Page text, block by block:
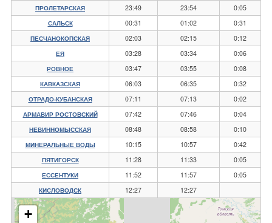
ПРОЛЕТАРСКАЯ 23:49 23:54 0:05
САЛЬСК 00:31 01:02 0:31
ПЕСЧАНОКОПСКАЯ 02:03 02:15 0:12
ЕЯ 03:28 03:34 0:06
РОВНОЕ 03:47 03:55 0:08
КАВКАЗСКАЯ 06:03 06:35 0:32
ОТРАДО-КУБАНСКАЯ 07:11 07:13 0:02
АРМАВИР РОСТОВСКИЙ 07:42 07:46 0:04
НЕВИННОМЫССКАЯ 08:48 08:58 0:10
МИНЕРАЛЬНЫЕ ВОДЫ 10:15 10:57 0:42
ПЯТИГОРСК 11:28 11:33 0:05
ЕССЕНТУКИ 11:52 11:57 0:05
КИСЛОВОДСК 12:27 12:27
+